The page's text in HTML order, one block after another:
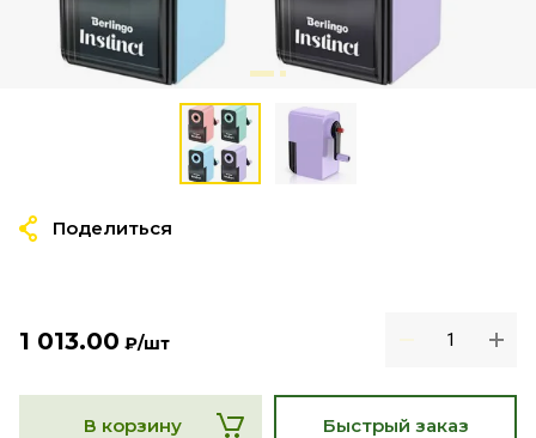
1 013.00 ₽/шт
В корзину Быстрый заказ
Поделиться